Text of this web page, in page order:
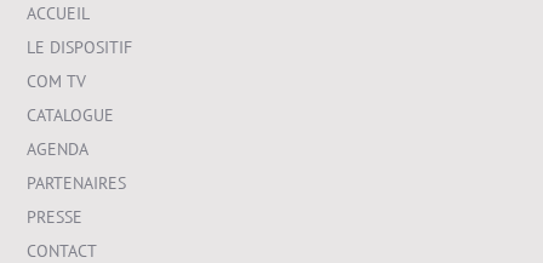
ACCUEIL
LE DISPOSITIF
COM TV
CATALOGUE
AGENDA
PARTENAIRES
PRESSE
CONTACT